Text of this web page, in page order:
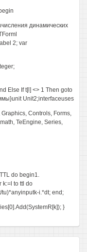
динамических
2; var
Else If t[l] <> 1 Then goto
Unit2;interfaceuses
Controls, Forms,
TeEngine, Series,
do begin1.
k:=l to ttl do
i.*dt; end;
}